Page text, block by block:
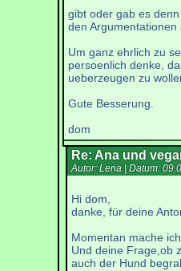
gibt oder gab es
den
Um ganz ehrlich zu
persoenlich denke,
ueberzeugen zu
Gute Besserung.
dom
Re: Ana und
Autor: Lena | Datum:
Hi dom,
danke, für deine
Momentan mache
Und deine Frage,ob
auch der Hund